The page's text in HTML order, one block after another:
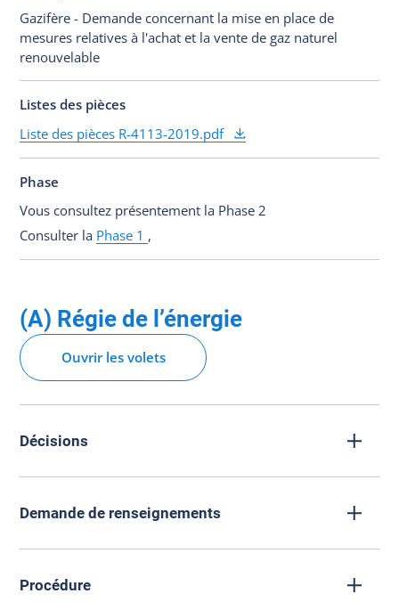
Gazifère - Demande concernant la mise en place de
mesures relatives à l'achat et la vente de gaz naturel
renouvelable
Listes des pièces
Liste des pièces R-4113-2019.pdf
Phase
Vous consultez présentement la Phase 2
Consulter la Phase 1 ,
(A) Régie de l’énergie
Ouvrir les volets
Décisions
A-0010 10/02/2020
Demande de renseignements
Procédure